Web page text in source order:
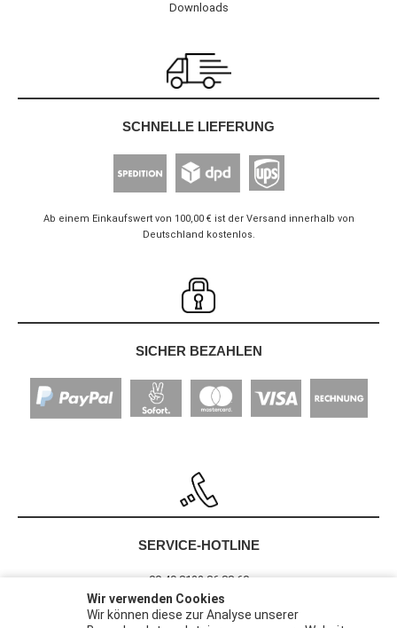
Downloads
SCHNELLE LIEFERUNG
Ab einem Einkaufswert von 100,00 € ist der Versand innerhalb von
Deutschland kostenlos.
SICHER BEZAHLEN
SERVICE-HOTLINE
00 49 8122 86 88 60
Wir verwenden Cookies
Wir können diese zur Analyse unserer